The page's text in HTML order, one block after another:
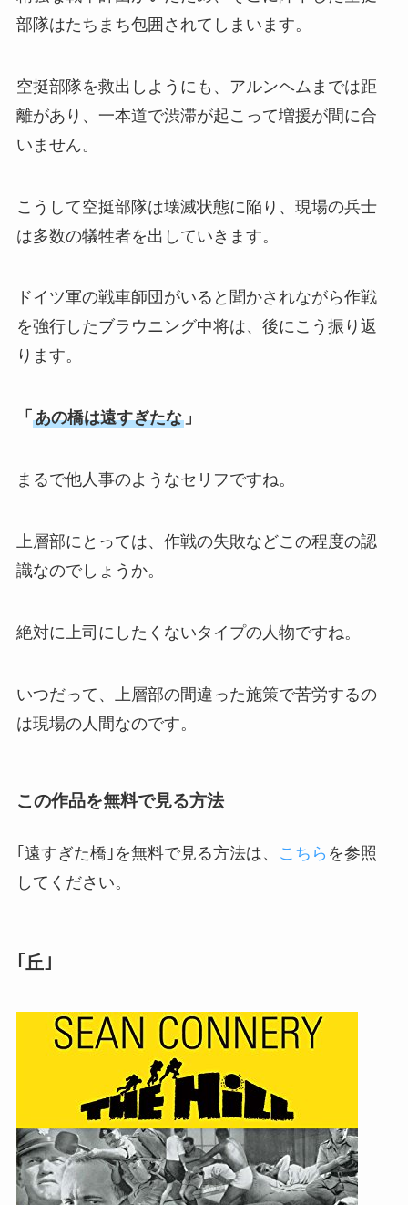
部隊はたちまち包囲されてしまいます。
空挺部隊を救出しようにも、アルンヘムまでは距
離があり、一本道で渋滞が起こって増援が間に合
いません。
こうして空挺部隊は壊滅状態に陥り、現場の兵士
は多数の犠牲者を出していきます。
ドイツ軍の戦車師団がいると聞かされながら作戦
を強行したブラウニング中将は、後にこう振り返
ります。
「 あの橋は遠すぎたな」
まるで他人事のようなセリフですね。
上層部にとっては、作戦の失敗などこの程度の認
識なのでしょうか。
絶対に上司にしたくないタイプの人物ですね。
いつだって、上層部の間違った施策で苦労するの
は現場の人間なのです。
この作品を無料で見る方法
｢遠すぎた橋｣を無料で見る方法は、 こちら を参照
してください。
｢丘｣